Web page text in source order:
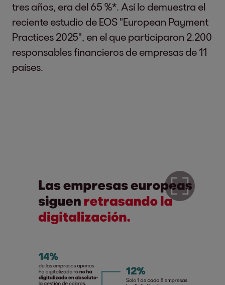
tres años, era del 65 %*. Así lo demuestra el
reciente estudio de EOS "European Payment
Practices 2025", en el que participaron 2.200
responsables financieros de empresas de 11
países.